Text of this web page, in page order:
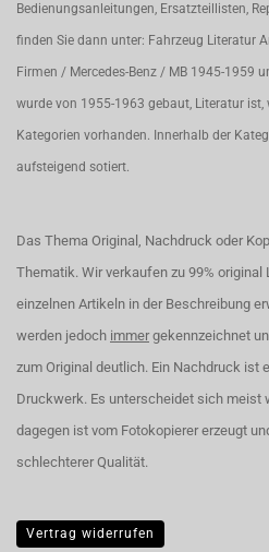
Bedienungsanleitungen, Ersatzteillisten,
finden Sie dann unter: Fahrzeug Literatur
Firmen / Mercedes-Benz / MB 1945-1959
wurde von 1955-1963 gebaut, Literatur ist,
Kategorien vorhanden. Innerhalb der
aufsteigend sotiert.
Das Thema Original, Nachdruck oder
Thematik. Wir verkaufen zu 99%
einzelnen Artikeln in der Beschreibung
werden jedoch immer gekennzeichnet
zum Original deutlich. Ein Nachdruck ist
Druckwerk. Es unterscheidet sich meist
dagegen ist vom Fotokopierer erzeugt
schlechterer Qualität.
Vertrag widerrufen